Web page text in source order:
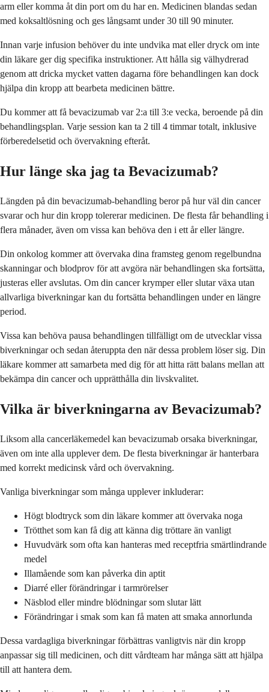
arm eller komma åt din port om du har en. Medicinen blandas sedan
med koksaltlösning och ges långsamt under 30 till 90 minuter.
Innan varje infusion behöver du inte undvika mat eller dryck om inte
din läkare ger dig specifika instruktioner. Att hålla sig välhydrerad
genom att dricka mycket vatten dagarna före behandlingen kan dock
hjälpa din kropp att bearbeta medicinen bättre.
Du kommer att få bevacizumab var 2:a till 3:e vecka, beroende på din
behandlingsplan. Varje session kan ta 2 till 4 timmar totalt, inklusive
förberedelsetid och övervakning efteråt.
Hur länge ska jag ta Bevacizumab?
Längden på din bevacizumab-behandling beror på hur väl din cancer
svarar och hur din kropp tolererar medicinen. De flesta får behandling i
flera månader, även om vissa kan behöva den i ett år eller längre.
Din onkolog kommer att övervaka dina framsteg genom regelbundna
skanningar och blodprov för att avgöra när behandlingen ska fortsätta,
justeras eller avslutas. Om din cancer krymper eller slutar växa utan
allvarliga biverkningar kan du fortsätta behandlingen under en längre
period.
Vissa kan behöva pausa behandlingen tillfälligt om de utvecklar vissa
biverkningar och sedan återuppta den när dessa problem löser sig. Din
läkare kommer att samarbeta med dig för att hitta rätt balans mellan att
bekämpa din cancer och upprätthålla din livskvalitet.
Vilka är biverkningarna av Bevacizumab?
Liksom alla cancerläkemedel kan bevacizumab orsaka biverkningar,
även om inte alla upplever dem. De flesta biverkningar är hanterbara
med korrekt medicinsk vård och övervakning.
Vanliga biverkningar som många upplever inkluderar:
Högt blodtryck som din läkare kommer att övervaka noga
Trötthet som kan få dig att känna dig tröttare än vanligt
Huvudvärk som ofta kan hanteras med receptfria smärtlindrande
medel
Illamående som kan påverka din aptit
Diarré eller förändringar i tarmrörelser
Näsblod eller mindre blödningar som slutar lätt
Förändringar i smak som kan få maten att smaka annorlunda
Dessa vardagliga biverkningar förbättras vanligtvis när din kropp
anpassar sig till medicinen, och ditt vårdteam har många sätt att hjälpa
till att hantera dem.